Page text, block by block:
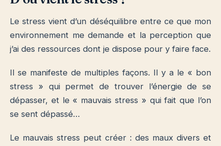
Le stress vient d’un déséquilibre entre ce que mon
environnement me demande et la perception que
j’ai des ressources dont je dispose pour y faire face.
Il se manifeste de multiples façons. Il y a le « bon
stress » qui permet de trouver l’énergie de se
dépasser, et le « mauvais stress » qui fait que l’on
se sent dépassé…
Le mauvais stress peut créer : des maux divers et